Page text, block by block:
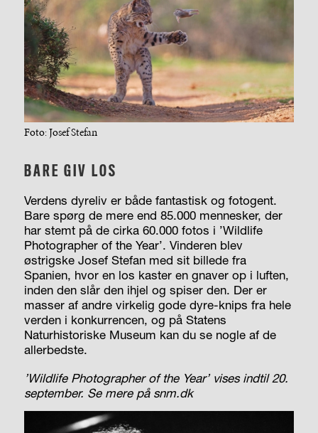
Foto: Josef Stefan
BARE GIV LOS
Verdens dyreliv er både fantastisk og fotogent.
Bare spørg de mere end 85.000 mennesker, der
har stemt på de cirka 60.000 fotos i ’Wildlife
Photographer of the Year’. Vinderen blev
østrigske Josef Stefan med sit billede fra
Spanien, hvor en los kaster en gnaver op i luften,
inden den slår den ihjel og spiser den. Der er
masser af andre virkelig gode dyre-knips fra hele
verden i konkurrencen, og på Statens
Naturhistoriske Museum kan du se nogle af de
allerbedste.
’Wildlife Photographer of the Year’ vises indtil 20.
september. Se mere på snm.dk